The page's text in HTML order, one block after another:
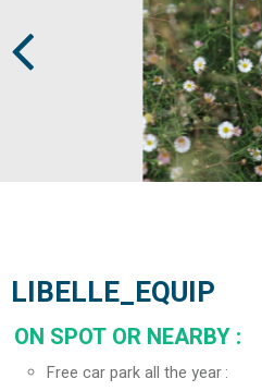
LIBELLE_EQUIP
ON SPOT OR NEARBY :
Free car park all the year